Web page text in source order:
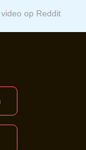
op Reddit